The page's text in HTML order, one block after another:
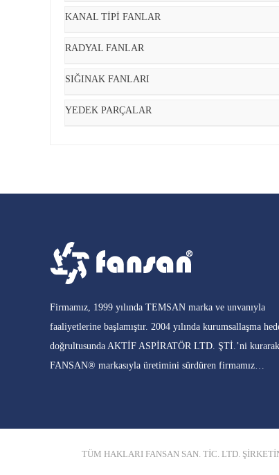
KANAL TİPİ FANLAR
RADYAL FANLAR
SIĞINAK FANLARI
YEDEK PARÇALAR
Firmamız, 1999 yılında TEMSAN marka ve unvanıyla
faaliyetlerine başlamıştır. 2004 yılında kurumsallaşma
doğrultusunda AKTİF ASPİRATÖR LTD. ŞTİ.’ni kurarak
FANSAN® markasıyla üretimini sürdüren firmamız…
TÜM HAKLARI FANSAN SAN. TİC. LTD.